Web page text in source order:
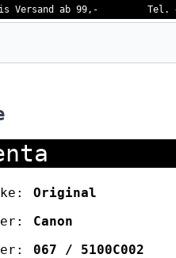
Versand ab 99,- Tel.
Original
Canon
067 / 5100C002